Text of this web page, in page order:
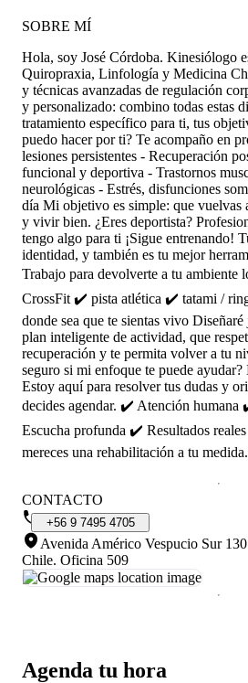
Agenda tu hora
SOBRE MÍ
Hola, soy José Córdoba. Kinesiólogo
Quiropraxia, Linfología y Medicina
y técnicas avanzadas de regulación
y personalizado: combino todas estas
tratamiento específico para ti, tus
puedo hacer por ti? Te acompaño en
lesiones persistentes - Recuperación
funcional y deportiva - Trastornos
neurológicas - Estrés, disfunciones
día Mi objetivo es simple: que vuelvas
y vivir bien. ¿Eres deportista?
tengo algo para ti ¡Sigue entrenando!
identidad, y también es tu mejor
Trabajo para devolverte a tu
CrossFit ✔️ pista atlética ✔️ tatami /
donde sea que te sientas vivo
plan inteligente de actividad, que
recuperación y te permita volver a tu
seguro si mi enfoque te puede
Estoy aquí para resolver tus dudas y
decides agendar. ✔️ Atención
Escucha profunda ✔️ Resultados
mereces una rehabilitación a tu medida.
CONTACTO
+56 9 7495 4705
Avenida Américo Vespucio Sur
Chile. Oficina 509